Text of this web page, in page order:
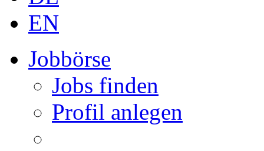
EN
Jobbörse
Jobs finden
Profil anlegen